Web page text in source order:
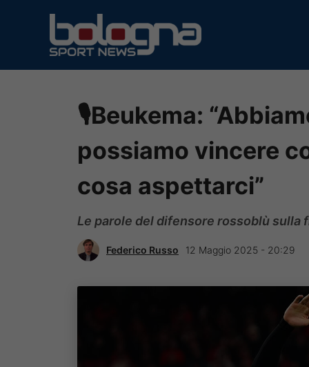
contenuto
🎙Beukema:
possiamo vincere
cosa aspettarci”
Le parole del difensore rossoblù sulla
Federico Russo 12 Maggio 2025 - 20:29